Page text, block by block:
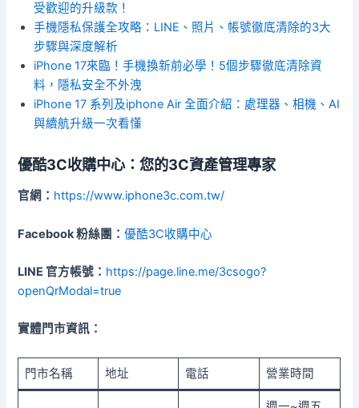
受歡迎的升級款！
手機隱私保護全攻略：LINE、照片、帳號徹底清除的3大
步驟與深度解析
iPhone 17來臨！手機換新前必學！5個步驟徹底清除資
料，隱私安全不外洩
iPhone 17 系列及iphone Air 全面介紹：處理器、相機、AI
與續航升級一次看懂
優酷3C收購中心：您的3C資產管理專家
官網： https://www.iphone3c.com.tw/
Facebook 粉絲團：優酷3C收購中心
LINE 官方帳號： https://page.line.me/3csogo?
openQrModal=true
實體門市資訊：
門市名稱 地址 電話 營業時間